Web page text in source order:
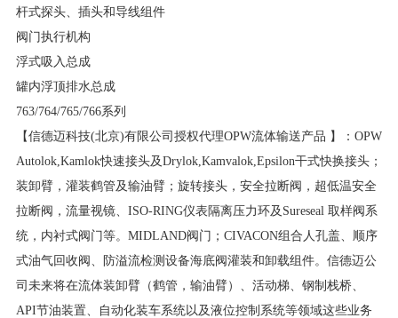
杆式探头、插头和导线组件
阀门执行机构
浮式吸入总成
罐内浮顶排水总成
763/764/765/766系列
【信德迈科技(北京)有限公司授权代理OPW流体输送产品 】：OPW
Autolok,Kamlok快速接头及Drylok,Kamvalok,Epsilon干式快换接头；
装卸臂，灌装鹤管及输油臂；旋转接头，安全拉断阀，超低温安全
拉断阀，流量视镜、ISO-RING仪表隔离压力环及Sureseal 取样阀系
统，内衬式阀门等。MIDLAND阀门；CIVACON组合人孔盖、顺序
式油气回收阀、防溢流检测设备海底阀灌装和卸载组件。信德迈公
司未来将在流体装卸臂（鹤管，输油臂）、活动梯、钢制栈桥、
API节油装置、自动化装车系统以及液位控制系统等领域这些业务